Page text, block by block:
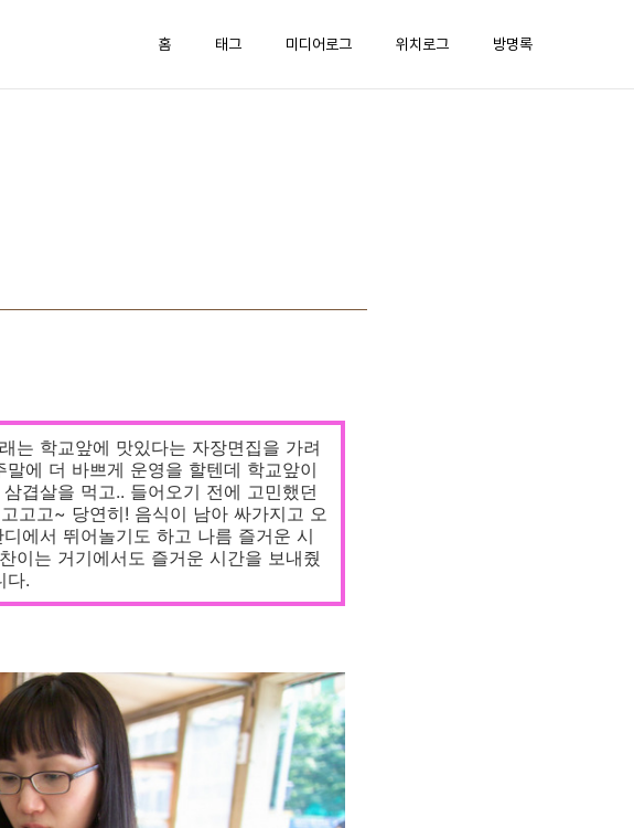
홈 태그 미디어로그 위치로그 방명록
는 학교앞에 맛있다는 자장면집을 가려
에 더 바쁘게 운영을 할텐데 학교앞이
겹살을 먹고.. 들어오기 전에 고민했던
고고~ 당연히! 음식이 남아 싸가지고 오
에서 뛰어놀기도 하고 나름 즐거운 시
이는 거기에서도 즐거운 시간을 보내줬
다.